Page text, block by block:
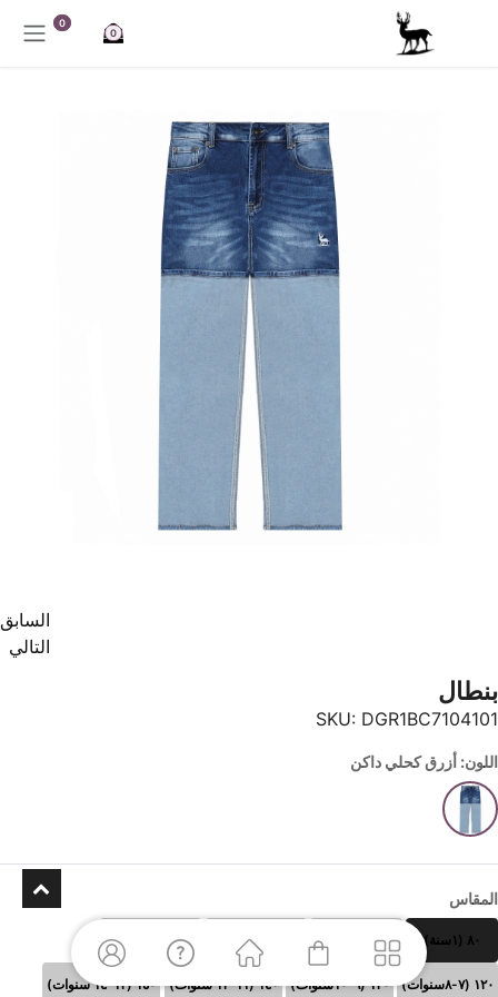
تخطي للذهاب إلى المحتوى
0
0
السابق
التالي
بنطال
SKU: DGR1BC7104101
اللون: أزرق كحلي داكن
المقاس
٨٠ (١سنة) ٩٠(٢ سنوات) ١١٠ (٥-٦سنوات)
١٢٠ (٧-٨سنوات) ١٣٠ (٩-١٠سنوات) ١٤٠ (١١-١٢ سنوات) ١٥٠ (١٣-١٤ سنوات)